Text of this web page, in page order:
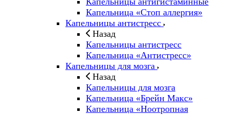
Капельница «Стоп аллергия»
Капельницы антистресс
Назад
Капельницы антистресс
Капельница «Антистресс»
Капельницы для мозга
Назад
Капельницы для мозга
Капельница «Брейн Макс»
Капельница «Ноотропная